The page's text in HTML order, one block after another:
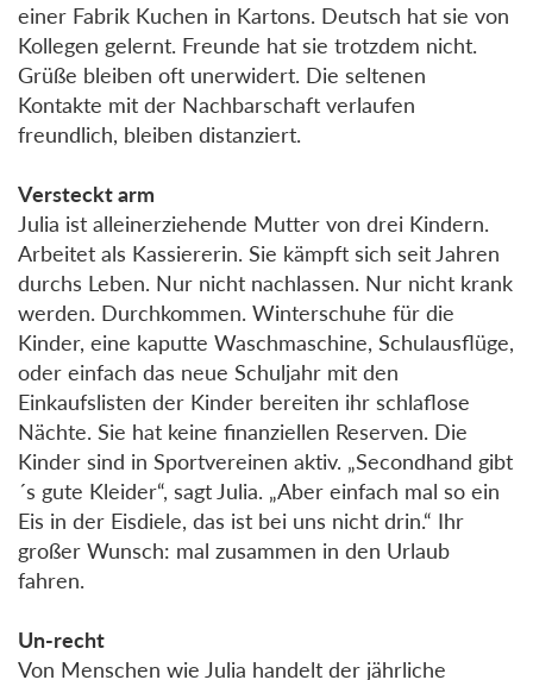
einer Fabrik Kuchen in Kartons. Deutsch hat sie von
Kollegen gelernt. Freunde hat sie trotzdem nicht.
Grüße bleiben oft unerwidert. Die seltenen
Kontakte mit der Nachbarschaft verlaufen
freundlich, bleiben distanziert.
Versteckt arm
Julia ist alleinerziehende Mutter von drei Kindern.
Arbeitet als Kassiererin. Sie kämpft sich seit Jahren
durchs Leben. Nur nicht nachlassen. Nur nicht krank
werden. Durchkommen. Winterschuhe für die
Kinder, eine kaputte Waschmaschine, Schulausflüge,
oder einfach das neue Schuljahr mit den
Einkaufslisten der Kinder bereiten ihr schlaflose
Nächte. Sie hat keine finanziellen Reserven. Die
Kinder sind in Sportvereinen aktiv. „Secondhand gibt
´s gute Kleider“, sagt Julia. „Aber einfach mal so ein
Eis in der Eisdiele, das ist bei uns nicht drin.“ Ihr
großer Wunsch: mal zusammen in den Urlaub
fahren.
Un-recht
Von Menschen wie Julia handelt der jährliche